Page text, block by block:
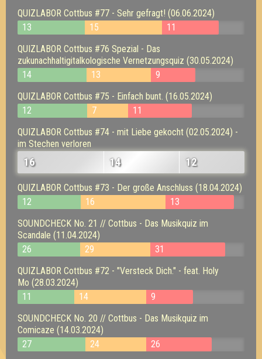
QUIZLABOR Cottbus #77 - Sehr gefragt! (06.06.2024)
13
15
11
QUIZLABOR Cottbus #76 Spezial - Das
zukunachhaltigitalkologische Vernetzungsquiz (30.05.2024)
14
13
9
QUIZLABOR Cottbus #75 - Einfach bunt. (16.05.2024)
12
7
11
QUIZLABOR Cottbus #74 - mit Liebe gekocht (02.05.2024) -
im Stechen verloren
16 14 12
QUIZLABOR Cottbus #73 - Der große Anschluss (18.04.2024)
12
16
13
SOUNDCHECK No. 21 // Cottbus - Das Musikquiz im
Scandale (11.04.2024)
26
29
31
QUIZLABOR Cottbus #72 - "Versteck Dich." - feat. Holy
Mo (28.03.2024)
11
14
9
SOUNDCHECK No. 20 // Cottbus - Das Musikquiz im
Comicaze (14.03.2024)
27
24
26